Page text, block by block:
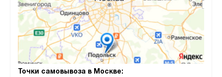
Точки самовывоза в Москве: